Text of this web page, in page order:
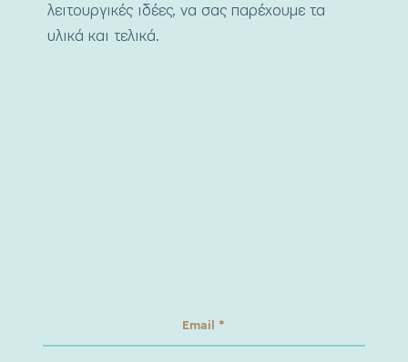
λειτουργικές ιδέες, να σας παρέχουμε τα
υλικά και τελικά.